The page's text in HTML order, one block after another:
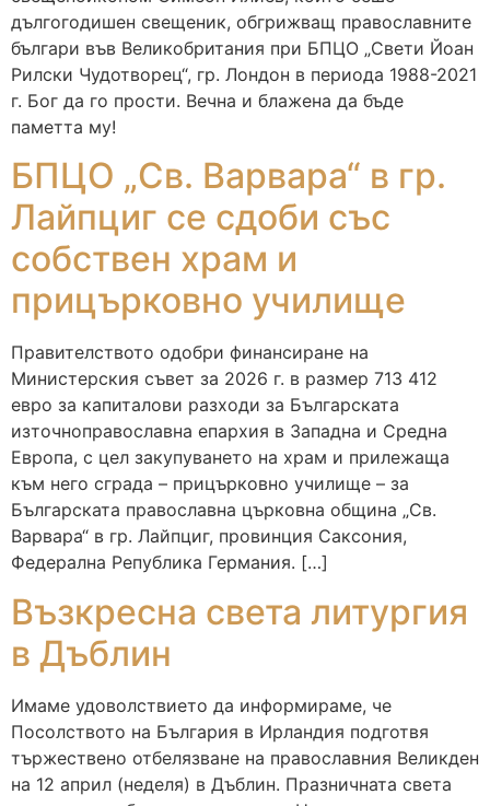
дългогодишен свещеник, обгрижващ православните
българи във Великобритания при БПЦО „Свети Йоан
Рилски Чудотворец“, гр. Лондон в периода 1988-2021
г. Бог да го прости. Вечна и блажена да бъде
паметта му!
БПЦО „Св. Варвара“ в гр.
Лайпциг се сдоби със
собствен храм и
прицърковно училище
Правителството одобри финансиране на
Министерския съвет за 2026 г. в размер 713 412
евро за капиталови разходи за Българската
източноправославна епархия в Западна и Средна
Европа, с цел закупуването на храм и прилежаща
към него сграда – прицърковно училище – за
Българската православна църковна община „Св.
Варвара“ в гр. Лайпциг, провинция Саксония,
Федерална Република Германия. […]
Възкресна света литургия
в Дъблин
Имаме удоволствието да информираме, че
Посолството на България в Ирландия подготвя
тържествено отбелязване на православния Великден
на 12 април (неделя) в Дъблин. Празничната света